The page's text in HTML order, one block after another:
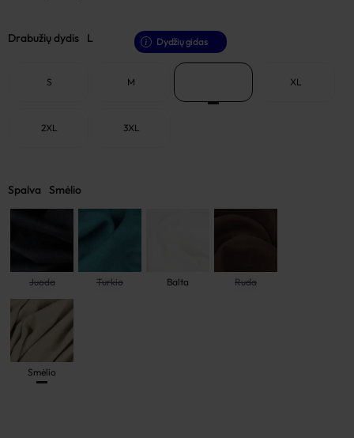
Drabužių dydis L Dydžių gidas
S M XL
2XL 3XL
Spalva Smėlio
Juoda Turkio Balta Ruda
Smėlio